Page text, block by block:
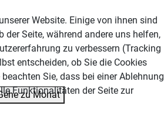
zu Monat
Website. Einige von ihnen sind
der Seite, während andere uns helfen,
zu verbessern (Tracking
entscheiden, ob Sie die Cookies
Sie, dass bei einer Ablehnung
Funktionalitäten der Seite zur